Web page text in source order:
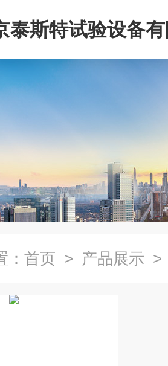
泰斯特试验设备
： 首页 > 产品展示